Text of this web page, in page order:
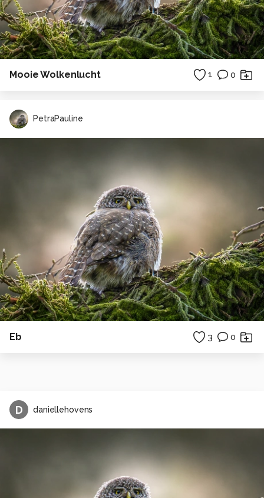
Mooie Wolkenlucht 1 0
PetraPauline
Eb 3 0
D daniellehovens